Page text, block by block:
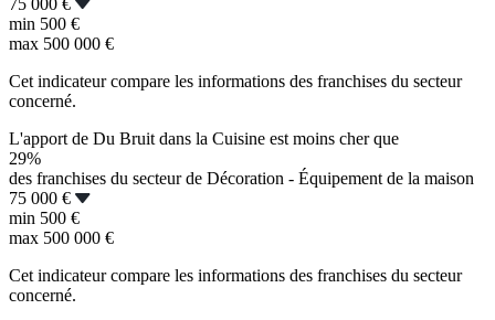
min 500 €
max 500 000 €
Cet indicateur compare les informations des franchises du secteur
concerné.
L'apport de Du Bruit dans la Cuisine est moins cher que
29%
des franchises du secteur de Décoration - Équipement de la maison
75 000 €
min 500 €
max 500 000 €
Cet indicateur compare les informations des franchises du secteur
concerné.